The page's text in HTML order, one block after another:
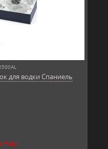
для водки Спаниель